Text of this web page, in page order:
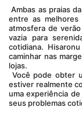
Ambas as praias da Baía de Hisaronu são conhecidas por estarem
entre as melhores
atmosfera de
vazia para
cotidiana.
caminhar nas
lojas.
estiver realmente
uma experiência
seus problemas